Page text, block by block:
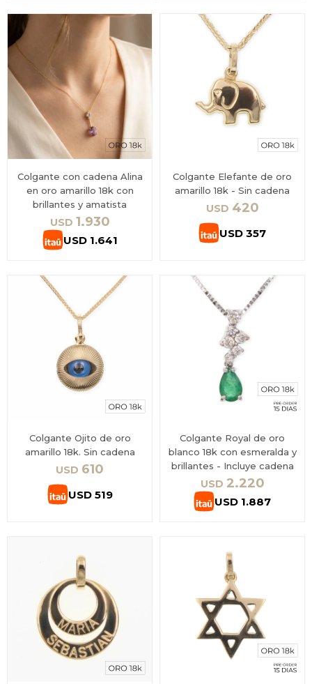
Colgante con cadena Alina
en oro amarillo 18k con
brillantes y amatista
USD 1.930
USD 1.641
Colgante Elefante de oro
amarillo 18k - Sin cadena
USD 420
USD 357
Colgante Ojito de oro
amarillo 18k. Sin cadena
USD 610
USD 519
Colgante Royal de oro
blanco 18k con esmeralda y
brillantes - Incluye cadena
USD 2.220
USD 1.887